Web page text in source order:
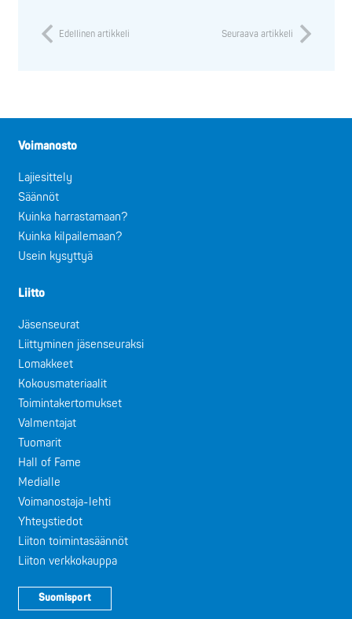
Edellinen artikkeli Seuraava artikkeli
Voimanosto
Lajiesittely
Säännöt
Kuinka harrastamaan?
Kuinka kilpailemaan?
Usein kysyttyä
Liitto
Jäsenseurat
Liittyminen jäsenseuraksi
Lomakkeet
Kokousmateriaalit
Toimintakertomukset
Valmentajat
Tuomarit
Hall of Fame
Medialle
Voimanostaja-lehti
Yhteystiedot
Liiton toimintasäännöt
Liiton verkkokauppa
Suomisport